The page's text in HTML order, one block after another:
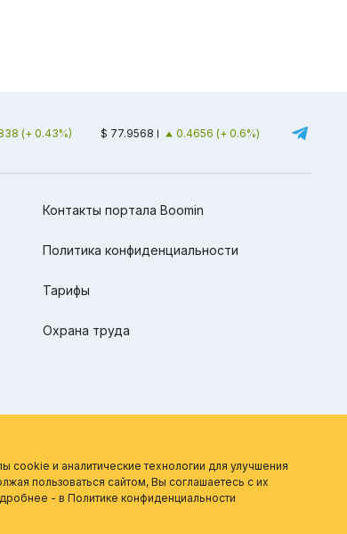
(+ 0.43%) $ 77.9568 0.4656 (+ 0.6%)
Контакты портала Boomin
Политика конфиденциальности
Тарифы
Охрана труда
cookie и аналитические технологии для улучшения
пользоваться сайтом, Вы соглашаетесь с их
- вПолитике конфиденциальности